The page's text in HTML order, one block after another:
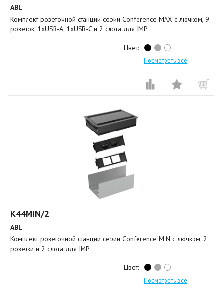
ABL
Комплект розеточной станции серии Conference MAX с лючком, 9
розеток, 1xUSB-A, 1xUSB-C и 2 слота для IMP
Цвет:
Посмотреть все
K44MIN/2
ABL
Комплект розеточной станции серии Conference MIN с лючком, 2
розетки и 2 слота для IMP
Цвет:
Посмотреть все